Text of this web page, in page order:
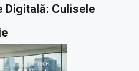
Culisele